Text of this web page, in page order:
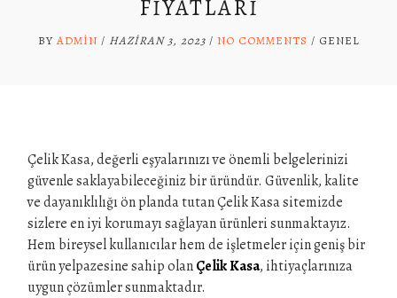
FIYATLARI
BY ADMIN / HAZIRAN 3, 2023/ NO COMMENTS / GENEL
Çelik Kasa, değerli eşyalarınızı ve önemli belgelerinizi
güvenle saklayabileceğiniz bir üründür. Güvenlik, kalite
ve dayanıklılığı ön planda tutan Çelik Kasa sitemizde
sizlere en iyi korumayı sağlayan ürünleri sunmaktayız.
Hem bireysel kullanıcılar hem de işletmeler için geniş bir
ürün yelpazesine sahip olanÇelik Kasa, ihtiyaçlarınıza
uygun çözümler sunmaktadır.